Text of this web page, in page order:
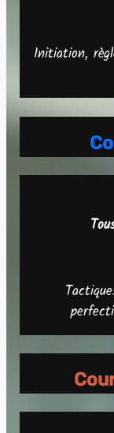
Initiation,